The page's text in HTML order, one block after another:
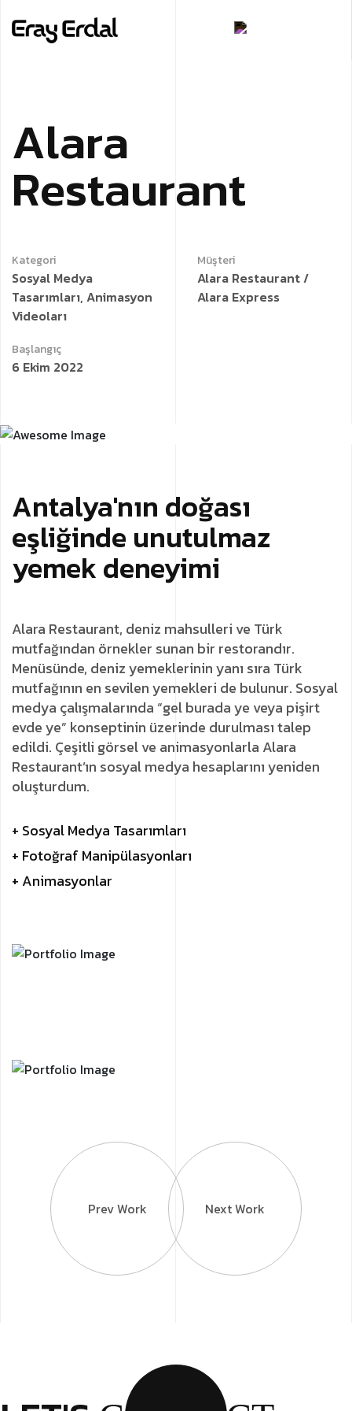
Alara
Restaurant
Kategori
Sosyal Medya
Tasarımları, Animasyon
Videoları
Müşteri
Alara Restaurant /
Alara Express
Başlangıç
6 Ekim 2022
Antalya'nın doğası
eşliğinde unutulmaz
yemek deneyimi
Alara Restaurant, deniz mahsulleri ve Türk
mutfağından örnekler sunan bir restorandır.
Menüsünde, deniz yemeklerinin yanı sıra Türk
mutfağının en sevilen yemekleri de bulunur. Sosyal
medya çalışmalarında “gel burada ye veya pişirt
evde ye” konseptinin üzerinde durulması talep
edildi. Çeşitli görsel ve animasyonlarla Alara
Restaurant’ın sosyal medya hesaplarını yeniden
oluşturdum.
+ Sosyal Medya Tasarımları
+ Fotoğraf Manipülasyonları
+ Animasyonlar
Prev Work Next Work